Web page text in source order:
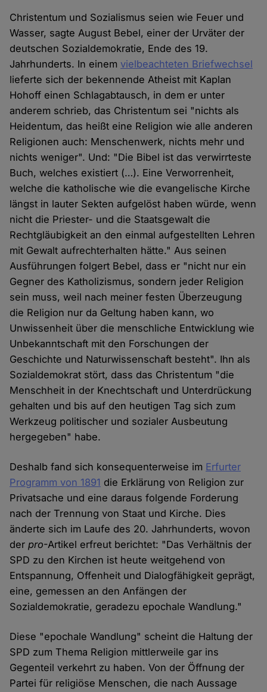
Christentum und Sozialismus seien wie Feuer und
Wasser, sagte August Bebel, einer der Urväter der
deutschen Sozialdemokratie, Ende des 19.
Jahrhunderts. In einemvielbeachteten Briefwechsel
lieferte sich der bekennende Atheist mit Kaplan
Hohoff einen Schlagabtausch, in dem er unter
anderem schrieb, das Christentum sei "nichts als
Heidentum, das heißt eine Religion wie alle anderen
Religionen auch: Menschenwerk, nichts mehr und
nichts weniger". Und: "Die Bibel ist das verwirrteste
Buch, welches existiert (…). Eine Verworrenheit,
welche die katholische wie die evangelische Kirche
längst in lauter Sekten aufgelöst haben würde, wenn
nicht die Priester- und die Staatsgewalt die
Rechtgläubigkeit an den einmal aufgestellten Lehren
mit Gewalt aufrechterhalten hätte." Aus seinen
Ausführungen folgert Bebel, dass er "nicht nur ein
Gegner des Katholizismus, sondern jeder Religion
sein muss, weil nach meiner festen Überzeugung
die Religion nur da Geltung haben kann, wo
Unwissenheit über die menschliche Entwicklung wie
Unbekanntschaft mit den Forschungen der
Geschichte und Naturwissenschaft besteht". Ihn als
Sozialdemokrat stört, dass das Christentum "die
Menschheit in der Knechtschaft und Unterdrückung
gehalten und bis auf den heutigen Tag sich zum
Werkzeug politischer und sozialer Ausbeutung
hergegeben" habe.
Deshalb fand sich konsequenterweise im Erfurter
Programm von 1891 die Erklärung von Religion zur
Privatsache und eine daraus folgende Forderung
nach der Trennung von Staat und Kirche. Dies
änderte sich im Laufe des 20. Jahrhunderts, wovon
derpro-Artikel erfreut berichtet: "Das Verhältnis der
SPD zu den Kirchen ist heute weitgehend von
Entspannung, Offenheit und Dialogfähigkeit geprägt,
eine, gemessen an den Anfängen der
Sozialdemokratie, geradezu epochale Wandlung."
Diese "epochale Wandlung" scheint die Haltung der
SPD zum Thema Religion mittlerweile gar ins
Gegenteil verkehrt zu haben. Von der Öffnung der
Partei für religiöse Menschen, die nach Aussage